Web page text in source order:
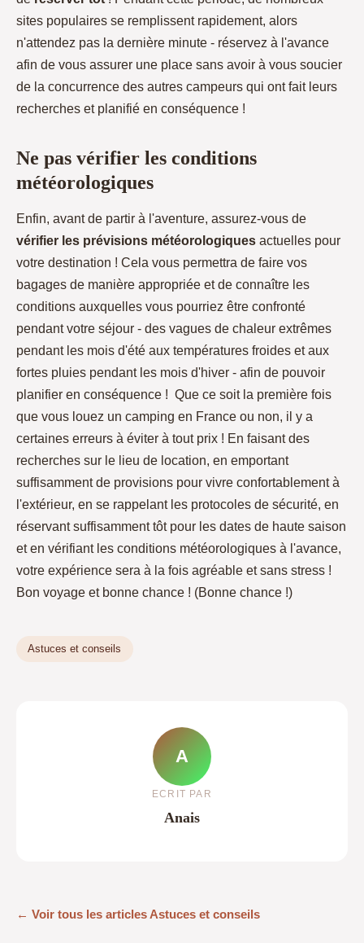
sites populaires se remplissent rapidement, alors
n'attendez pas la dernière minute - réservez à l'avance
afin de vous assurer une place sans avoir à vous soucier
de la concurrence des autres campeurs qui ont fait leurs
recherches et planifié en conséquence !
Ne pas vérifier les conditions
météorologiques
Enfin, avant de partir à l'aventure, assurez-vous de
vérifier les prévisions météorologiques actuelles pour
votre destination ! Cela vous permettra de faire vos
bagages de manière appropriée et de connaître les
conditions auxquelles vous pourriez être confronté
pendant votre séjour - des vagues de chaleur extrêmes
pendant les mois d'été aux températures froides et aux
fortes pluies pendant les mois d'hiver - afin de pouvoir
planifier en conséquence ! Que ce soit la première fois
que vous louez un camping en France ou non, il y a
certaines erreurs à éviter à tout prix ! En faisant des
recherches sur le lieu de location, en emportant
suffisamment de provisions pour vivre confortablement à
l'extérieur, en se rappelant les protocoles de sécurité, en
réservant suffisamment tôt pour les dates de haute saison
et en vérifiant les conditions météorologiques à l'avance,
votre expérience sera à la fois agréable et sans stress !
Bon voyage et bonne chance ! (Bonne chance !)
Astuces et conseils
A
ECRIT PAR
Anais
← Voir tous les articles Astuces et conseils